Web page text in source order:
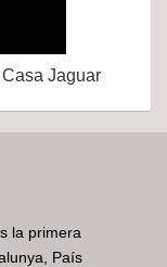
Jaguar
la primera
País